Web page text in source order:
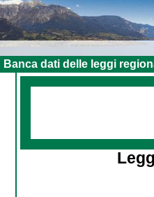
Banca dati delle leggi